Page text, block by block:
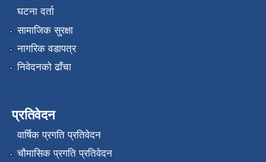
घटना दर्ता
सामाजिक सुरक्षा
नागरिक वडापत्र
निवेदनको ढाँचा
प्रतिवेदन
वार्षिक प्रगति प्रतिवेदन
चौमासिक प्रगति प्रतिवेदन